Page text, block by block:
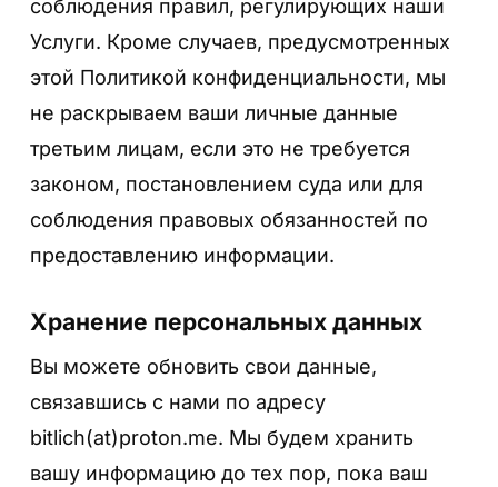
соблюдения правил, регулирующих наши
Услуги. Кроме случаев, предусмотренных
этой Политикой конфиденциальности, мы
не раскрываем ваши личные данные
третьим лицам, если это не требуется
законом, постановлением суда или для
соблюдения правовых обязанностей по
предоставлению информации.
Хранение персональных данных
Вы можете обновить свои данные,
связавшись с нами по адресу
bitlich(at)proton.me. Мы будем хранить
вашу информацию до тех пор, пока ваш